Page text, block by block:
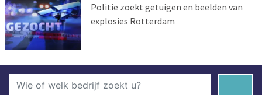
Politie zoekt getuigen en beelden van
explosies Rotterdam